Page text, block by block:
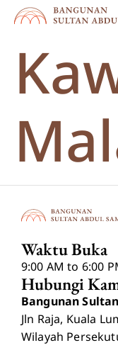
Waktu Buka
9:00 AM to 6:00
Hubungi
Bangunan
Jln Raja, Kuala
Wilayah